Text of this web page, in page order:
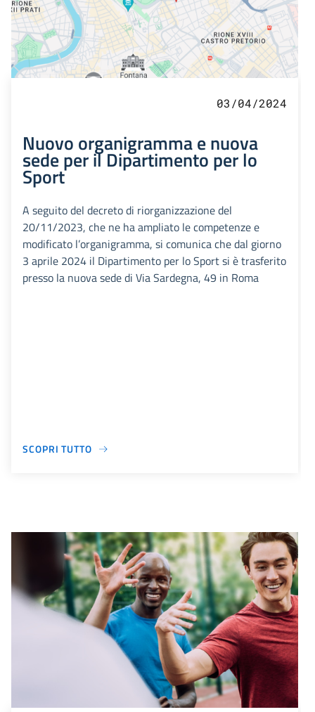
03/04/2024
Nuovo organigramma e nuova
sede per il Dipartimento per lo
Sport
A seguito del decreto di riorganizzazione del
20/11/2023, che ne ha ampliato le competenze e
modificato l’organigramma, si comunica che dal giorno
3 aprile 2024 il Dipartimento per lo Sport si è trasferito
presso la nuova sede di Via Sardegna, 49 in Roma
SCOPRI TUTTO